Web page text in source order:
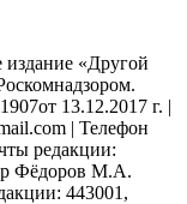
«Другой
13.12.2017 г. |
| Телефон
редакции:
Фёдоров М.А.
443001,